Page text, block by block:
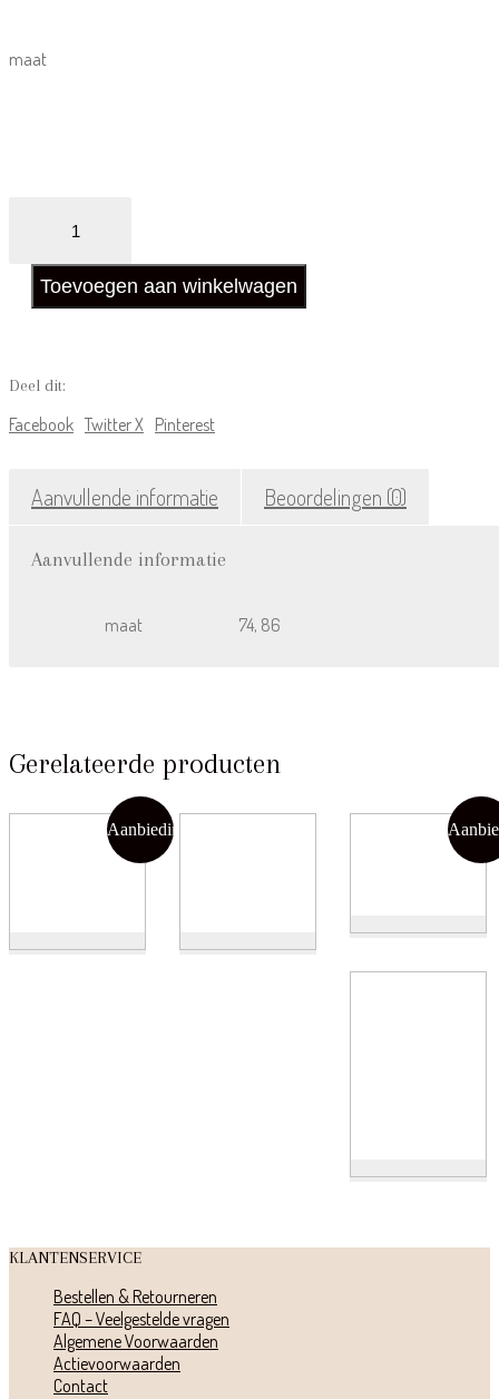
maat
sweatshirt
Toevoegen aan winkelwagen
Deel dit:
Facebook Twitter X Pinterest
Aanvullende informatie Beoordelingen (0)
Aanvullende informatie
maat 74, 86
Gerelateerde producten
Aanbieding!
KLANTENSERVICE
Bestellen & Retourneren
FAQ – Veelgestelde vragen
Algemene Voorwaarden
Actievoorwaarden
Contact